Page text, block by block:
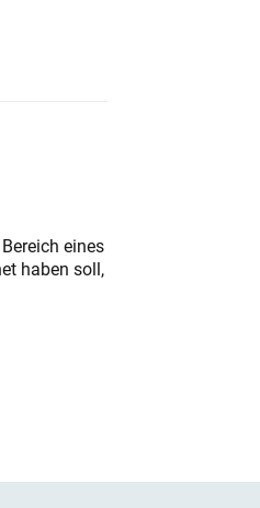
eines
haben soll,